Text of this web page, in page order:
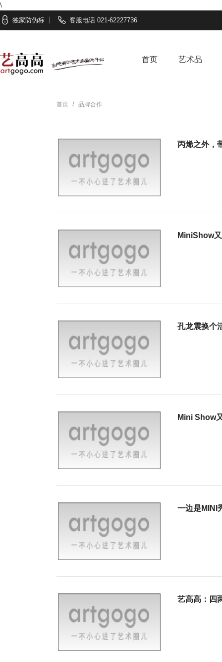
\
独家防伪标 客服电话 021-62227736
首页 艺术品
首页 / 品牌合作
丙烯之外，
MiniShow
孔龙震换个
Mini Show
一边是MINI
艺高高：四